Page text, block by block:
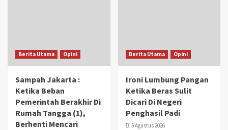
Berita Utama Opini
Sampah Jakarta :
Ketika Beban
Pemerintah Berakhir Di
Rumah Tangga (1),
Berhenti Mencari
Berita Utama Opini
Ironi Lumbung Pangan
Ketika Beras Sulit
Dicari Di Negeri
Penghasil Padi
5 Agustus 2026